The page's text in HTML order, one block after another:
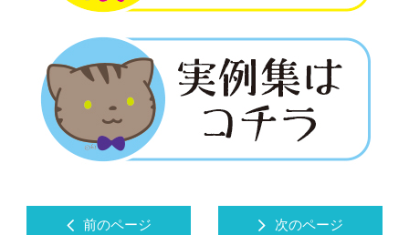
前のページ 次のページ